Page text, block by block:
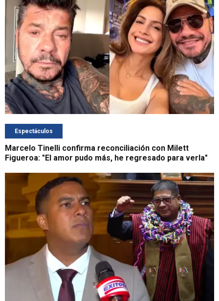
Espectáculos
Marcelo Tinelli confirma reconciliación con Milett
Figueroa: "El amor pudo más, he regresado para verla"